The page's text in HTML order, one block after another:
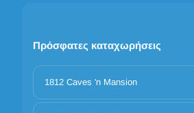
Πρόσφατες καταχωρήσεις
1812 Caves 'n Mansion